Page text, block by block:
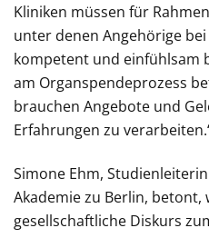
Kliniken müssen für
unter denen Angehörige
kompetent und einfühlsam
am Organspendeprozess
brauchen Angebote und
Erfahrungen zu
Simone Ehm,
Akademie zu Berlin,
gesellschaftliche Diskurs